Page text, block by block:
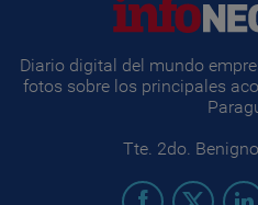
Diario digital del mundo
fotos sobre los principales
Tte. 2do.